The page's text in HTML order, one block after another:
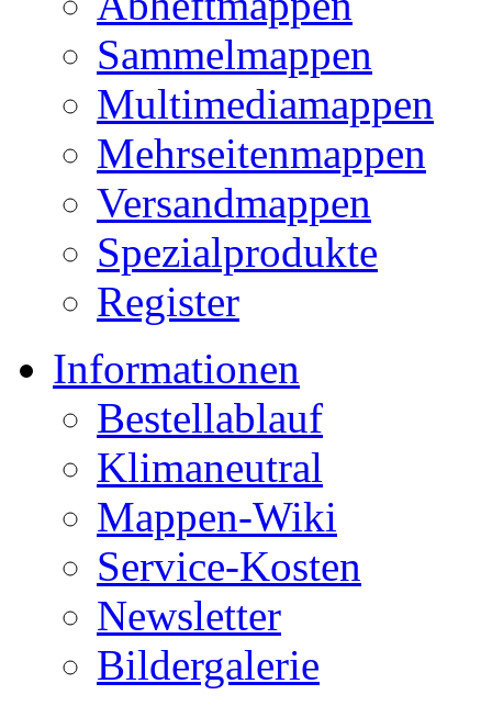
Sammelmappen
Multimediamappen
Mehrseitenmappen
Versandmappen
Spezialprodukte
Register
Informationen
Bestellablauf
Klimaneutral
Mappen-Wiki
Service-Kosten
Newsletter
Bildergalerie